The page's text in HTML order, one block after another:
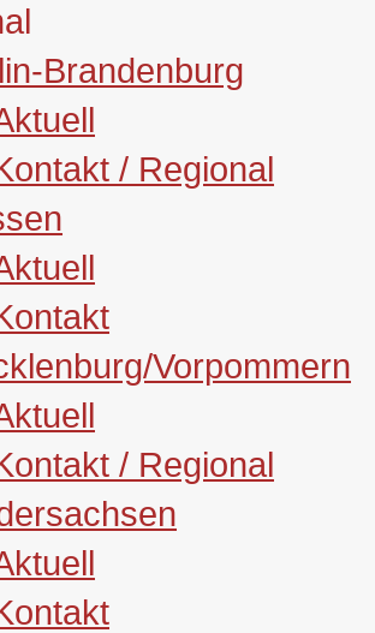
Brandenburg
/ Regional
Vorpommern
/ Regional